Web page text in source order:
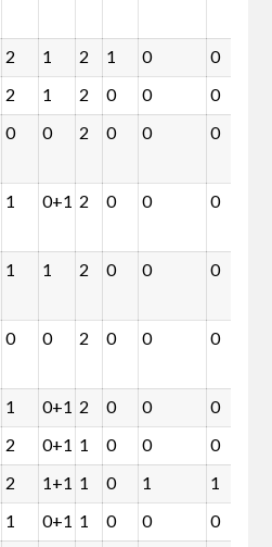
2 1 2 1 0 0
2 1 2 0 0 0
0 0 2 0 0 0
1 0+1 2 0 0 0
1 1 2 0 0 0
0 0 2 0 0 0
1 0+1 2 0 0 0
2 0+1 1 0 0 0
2 1+1 1 0 1 1
1 0+1 1 0 0 0